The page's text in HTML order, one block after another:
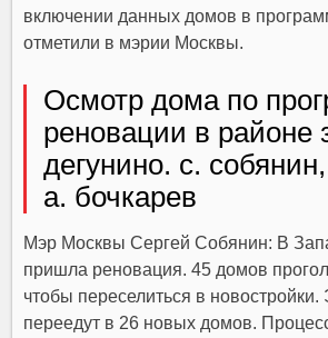
включении данных домов в
отметили в мэрии Москвы.
Осмотр дома по
реновации в районе
дегунино. с. собянин,
а. бочкарев
Мэр Москвы Сергей Собянин: В
пришла реновация. 45 домов
чтобы переселиться в новостройки.
переедут в 26 новых домов.